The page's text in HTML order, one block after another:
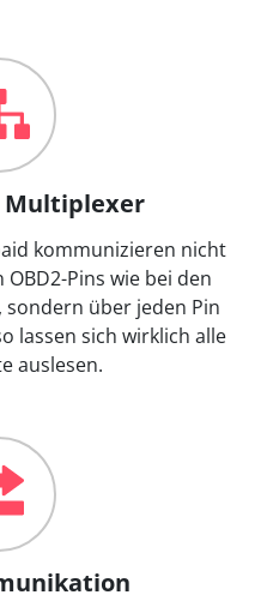
Multiplexer
kommunizieren nicht
Pins wie bei den
über jeden Pin
lassen sich wirklich alle
auslesen.